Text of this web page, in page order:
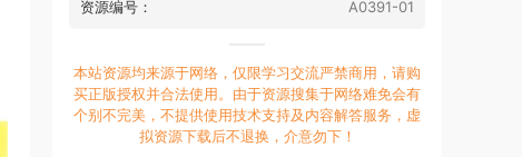
资源编号：
A0391-01
本站资源均来源于网络，仅限学习交流严禁商用，请购
买正版授权并合法使用。由于资源搜集于网络难免会有
个别不完美，不提供使用技术支持及内容解答服务，虚
拟资源下载后不退换，介意勿下！